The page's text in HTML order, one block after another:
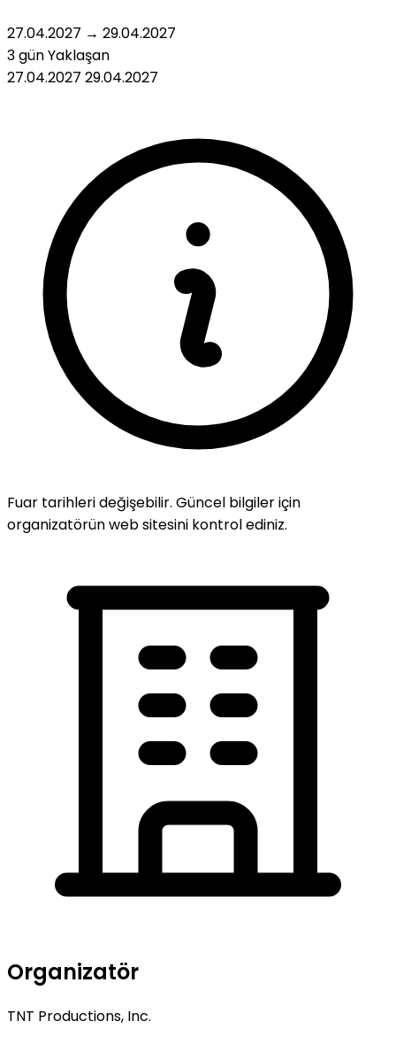
27.04.2027 → 29.04.2027
3 günYaklaşan
27.04.2027 29.04.2027
Fuar tarihleri değişebilir. Güncel bilgiler için
organizatörün web sitesini kontrol ediniz.
Organizatör
TNT Productions, Inc.